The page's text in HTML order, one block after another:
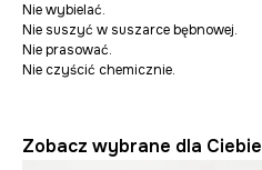
Nie wybielać.
Nie suszyć w suszarce bębnowej.
Nie prasować.
Nie czyścić chemicznie.
Zobacz wybrane dla Ciebie